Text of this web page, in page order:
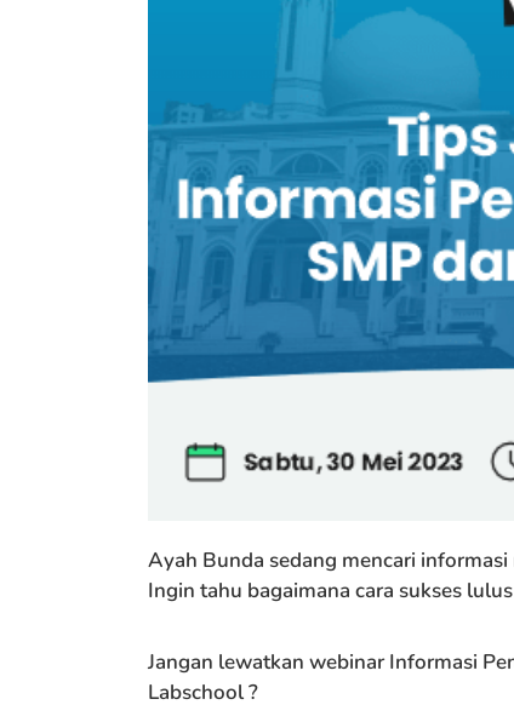
Ayah Bunda sedang mencari
Ingin tahu bagaimana cara sukses
Jangan lewatkan webinar Informasi
Labschool ?